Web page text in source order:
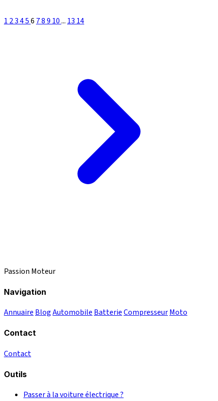
1 23456 789 10... 13 14
Passion Moteur
Navigation
Annuaire BlogAutomobile BatterieCompresseurMoto
Contact
Contact
Outils
Passer à la voiture électrique ?